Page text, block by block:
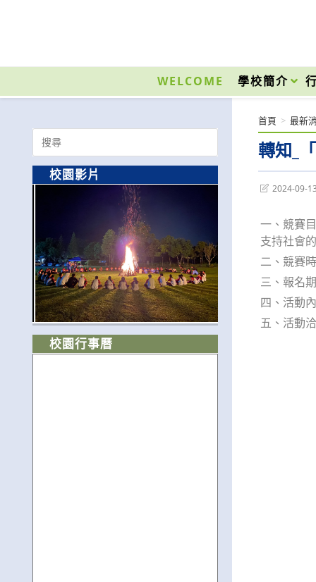
內
WELCOME 學校簡介
轉知_
首頁 > 最新
Post2024-09-13
一、競賽
支持社會
二、競賽
三、報名
四、活動
五、活動
Search
for:
校園影片
校園行事曆